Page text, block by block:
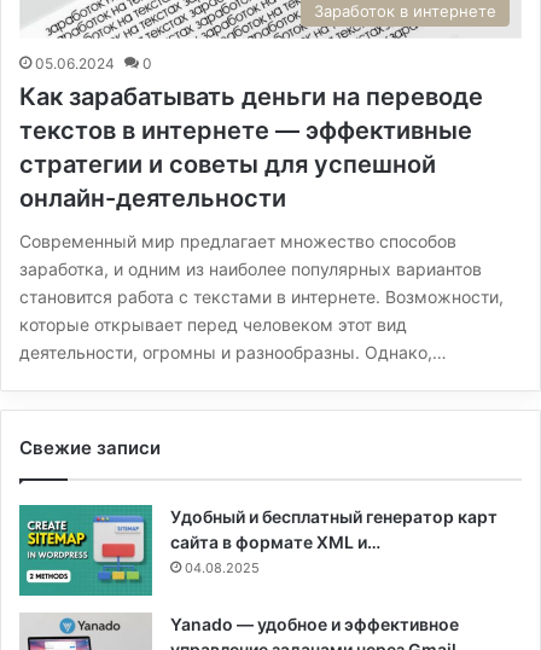
Заработок в интернете
05.06.2024 0
Как зарабатывать деньги на переводе
текстов в интернете — эффективные
стратегии и советы для успешной
онлайн-деятельности
Современный мир предлагает множество способов
заработка, и одним из наиболее популярных вариантов
становится работа с текстами в интернете. Возможности,
которые открывает перед человеком этот вид
деятельности, огромны и разнообразны. Однако,…
Свежие записи
Удобный и бесплатный генератор карт
сайта в формате XML и…
04.08.2025
Yanado — удобное и эффективное